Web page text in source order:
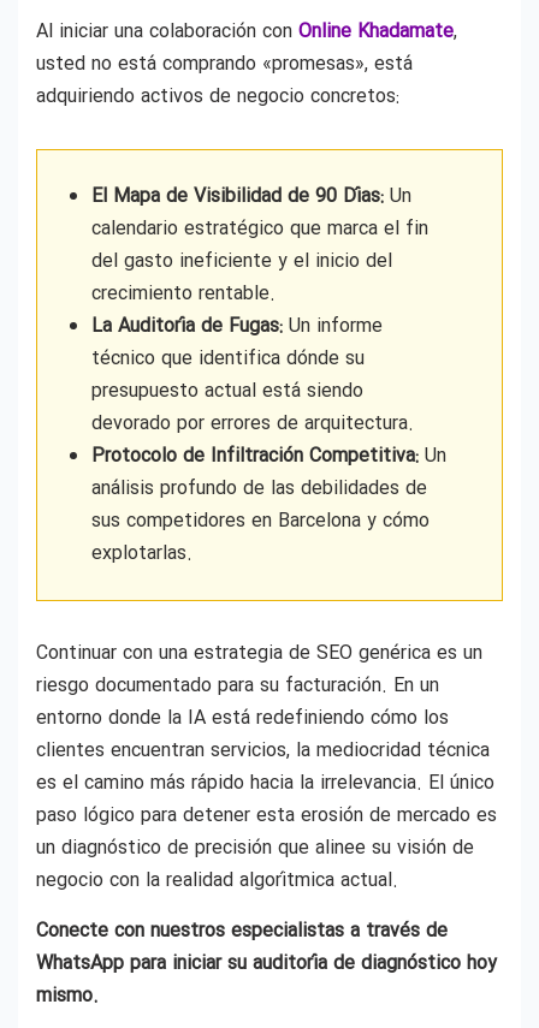
Al iniciar una colaboración con Online Khadamate,
usted no está comprando «promesas», está
adquiriendo activos de negocio concretos:
El Mapa de Visibilidad de 90 Días: Un
calendario estratégico que marca el fin
del gasto ineficiente y el inicio del
crecimiento rentable.
La Auditoría de Fugas: Un informe
técnico que identifica dónde su
presupuesto actual está siendo
devorado por errores de arquitectura.
Protocolo de Infiltración Competitiva: Un
análisis profundo de las debilidades de
sus competidores en Barcelona y cómo
explotarlas.
Continuar con una estrategia de SEO genérica es un
riesgo documentado para su facturación. En un
entorno donde la IA está redefiniendo cómo los
clientes encuentran servicios, la mediocridad técnica
es el camino más rápido hacia la irrelevancia. El único
paso lógico para detener esta erosión de mercado es
un diagnóstico de precisión que alinee su visión de
negocio con la realidad algorítmica actual.
Conecte con nuestros especialistas a través de
WhatsApp para iniciar su auditoría de diagnóstico hoy
mismo.